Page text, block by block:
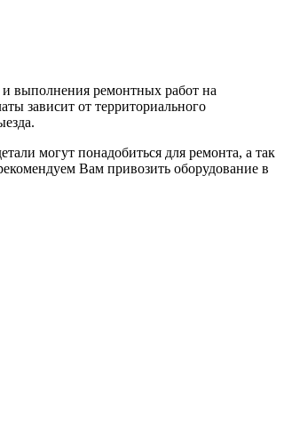
и выполнения ремонтных работ на
зависит от территориального
могут понадобиться для ремонта, а так
Вам привозить оборудование в